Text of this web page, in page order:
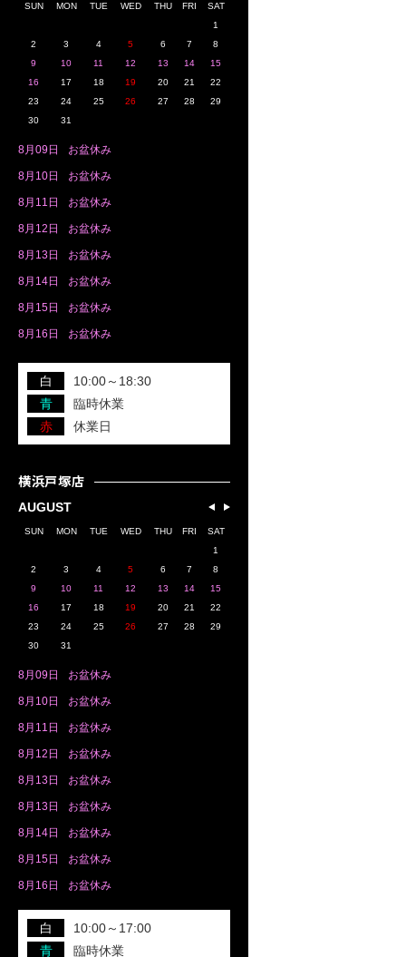
SUN MON TUE WED THU FRI
SAT
1
2
3 4 5 6 7
8
9
10 11 12 13 14
15
16
17 18 19 20 21
22
23
24 25 26 27 28
29
30
31
8月 09日 お盆休み
8月 10日 お盆休み
8月 11日 お盆休み
8月 12日 お盆休み
8月 13日 お盆休み
8月 14日 お盆休み
8月 15日 お盆休み
8月 16日 お盆休み
白
10:00～18:30
青
臨時休業
赤
休業日
横浜戸塚店
AUGUST
SUN MON TUE WED THU FRI
SAT
1
2
3 4 5 6 7
8
9
10 11 12 13 14
15
16
17 18 19 20 21
22
23
24 25 26 27 28
29
30
31
8月 09日 お盆休み
8月 10日 お盆休み
8月 11日 お盆休み
8月 12日 お盆休み
8月 13日 お盆休み
8月 13日 お盆休み
8月 14日 お盆休み
8月 15日 お盆休み
8月 16日 お盆休み
白
10:00～17:00
青
臨時休業